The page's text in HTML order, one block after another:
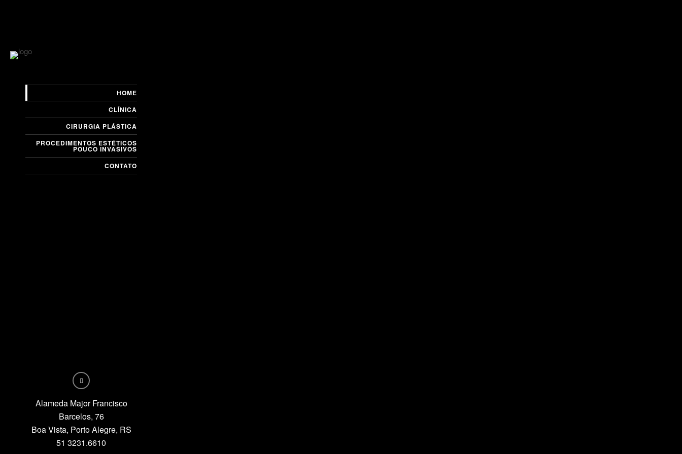
HOME
CLÍNICA
CIRURGIA PLÁSTICA
PROCEDIMENTOS ESTÉTICOS
POUCO INVASIVOS
CONTATO
Alameda Major Francisco
Barcelos, 76
Boa Vista, Porto Alegre, RS
51 3231.6610